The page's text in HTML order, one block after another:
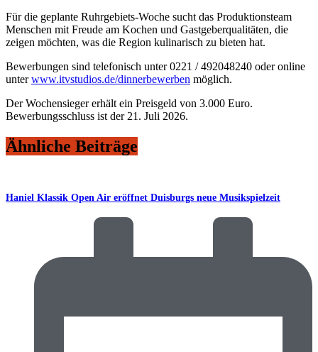
Für die geplante Ruhrgebiets-Woche sucht das Produktionsteam
Menschen mit Freude am Kochen und Gastgeberqualitäten, die
zeigen möchten, was die Region kulinarisch zu bieten hat.
Bewerbungen sind telefonisch unter 0221 / 492048240 oder online
unterwww.itvstudios.de/dinnerbewerben möglich.
Der Wochensieger erhält ein Preisgeld von 3.000 Euro.
Bewerbungsschluss ist der 21. Juli 2026.
Ähnliche Beiträge
Haniel Klassik Open Air eröffnet Duisburgs neue Musikspielzeit